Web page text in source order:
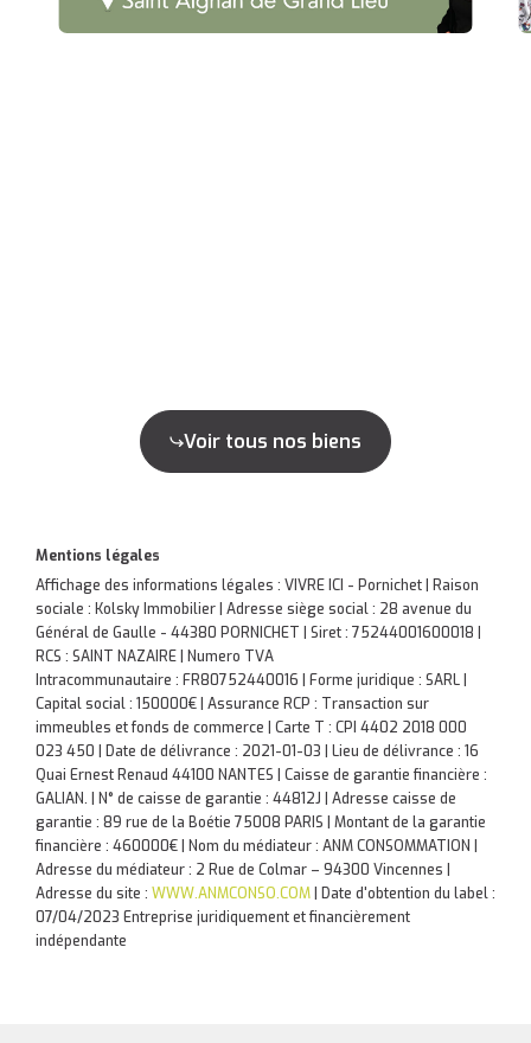
Voir tous nos biens
Mentions légales
Affichage des informations légales : VIVRE ICI - Pornichet | Raison
sociale : Kolsky Immobilier | Adresse siège social : 28 avenue du
Général de Gaulle - 44380 PORNICHET | Siret : 75244001600018 |
RCS : SAINT NAZAIRE | Numero TVA
Intracommunautaire : FR80752440016 | Forme juridique : SARL |
Capital social : 150000€ | Assurance RCP : Transaction sur
immeubles et fonds de commerce | Carte T : CPI 4402 2018 000
023 450 | Date de délivrance : 2021-01-03 | Lieu de délivrance : 16
Quai Ernest Renaud 44100 NANTES | Caisse de garantie financière :
GALIAN. | N° de caisse de garantie : 44812J | Adresse caisse de
garantie : 89 rue de la Boétie 75008 PARIS | Montant de la garantie
financière : 460000€ | Nom du médiateur : ANM CONSOMMATION |
Adresse du médiateur : 2 Rue de Colmar – 94300 Vincennes |
Adresse du site : WWW.ANMCONSO.COM | Date d'obtention du label :
07/04/2023 Entreprise juridiquement et financièrement
indépendante